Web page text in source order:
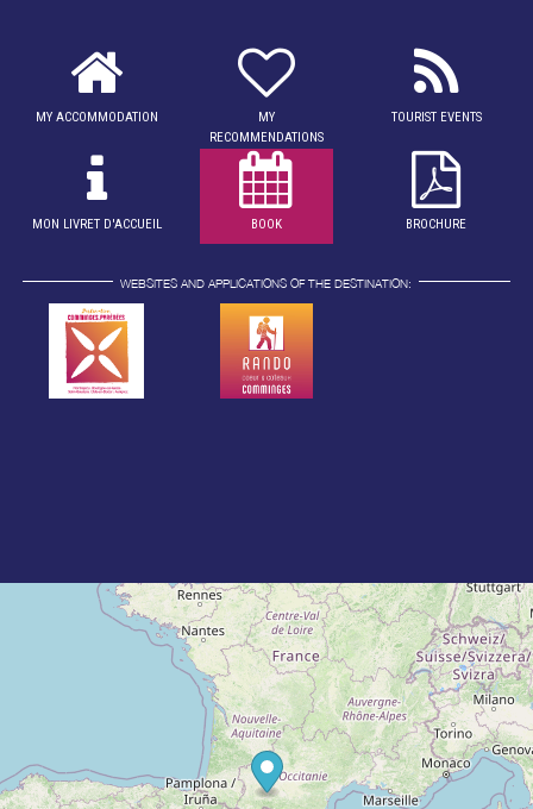
MY ACCOMMODATION
MY
RECOMMENDATIONS
TOURIST EVENTS
MON LIVRET D'ACCUEIL BOOK BROCHURE
WEBSITES AND APPLICATIONS OF THE DESTINATION: